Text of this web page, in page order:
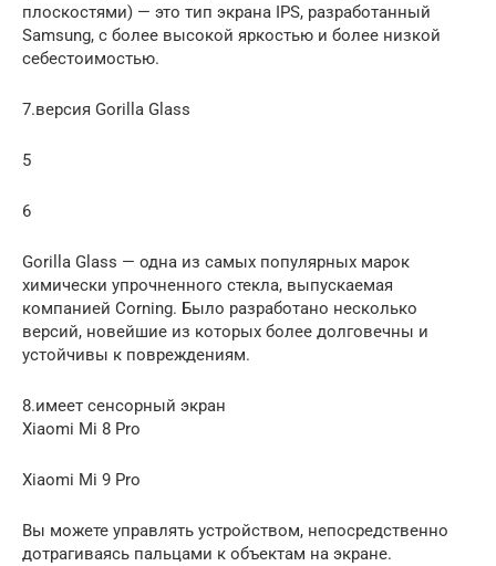
плоскостями) — это тип экрана IPS, разработанный
Samsung, с более высокой яркостью и более низкой
себестоимостью.
7.версия Gorilla Glass
5
6
Gorilla Glass — одна из самых популярных марок
химически упрочненного стекла, выпускаемая
компанией Corning. Было разработано несколько
версий, новейшие из которых более долговечны и
устойчивы к повреждениям.
8.имеет сенсорный экран
Xiaomi Mi 8 Pro
Xiaomi Mi 9 Pro
Вы можете управлять устройством, непосредственно
дотрагиваясь пальцами к объектам на экране.